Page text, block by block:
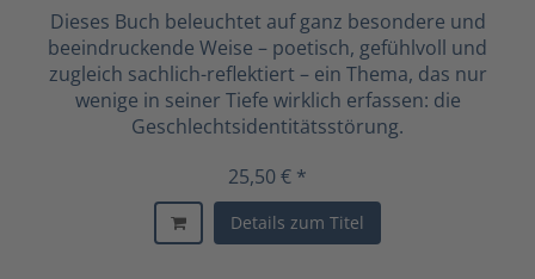
Dieses Buch beleuchtet auf ganz besondere und
beeindruckende Weise – poetisch, gefühlvoll und
zugleich sachlich-reflektiert – ein Thema, das nur
wenige in seiner Tiefe wirklich erfassen: die
Geschlechtsidentitätsstörung.
25,50 € *
Details zum Titel